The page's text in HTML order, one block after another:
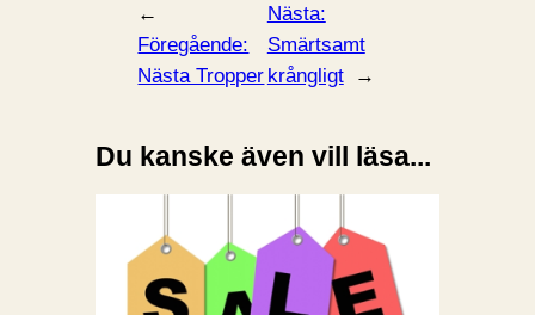
←
Föregående:
Nästa Tropper
Nästa:
Smärtsamt
krångligt
→
Du kanske även vill läsa...